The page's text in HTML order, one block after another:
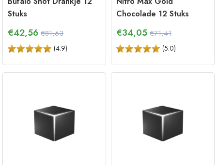
Stuks
€42,56 €81,63
(4.9)
Chocolade 12 Stuks
€34,05 €71,41
(5.0)